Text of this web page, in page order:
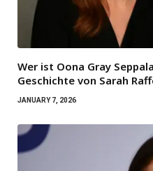
Wer ist Oona Gray
Geschichte von Sarah
JANUARY 7, 2026